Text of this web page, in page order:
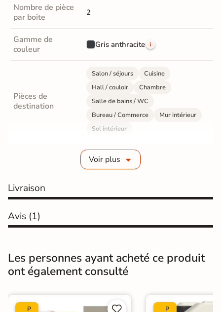
Nombre de pièce
par boite
2
Gamme de
couleur
Gris anthracite
Pièces de
destination
Salon / séjours
Cuisine
Hall / couloir
Chambre
Salle de bains / WC
Bureau / Commerce
Mur intérieur
Sol intérieur
Grès cérame émaillé
Résistance à
Gr4 - Très résistant
Masse colorée Non
rectifié
Finition Mate
Surface Lisse
Voir plus
Livraison
Avis (1)
Les personnes ayant acheté ce produit
ont également consulté
P


P